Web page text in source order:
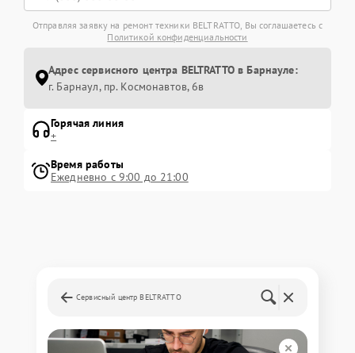
Отправляя заявку на ремонт техники BELTRATTO, Вы соглашаетесь с
Политикой конфиденциальности
Адрес сервисного центра BELTRATTO в Барнауле:
г. Барнаул, ​пр. Космонавтов, 6в
Горячая линия
+
Время работы
Ежедневно с 9:00 до 21:00
Сервисный центр BELTRATTO